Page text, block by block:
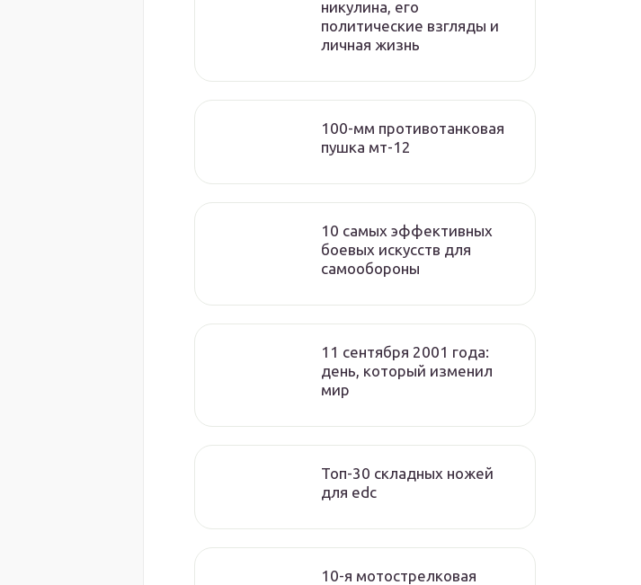
никулина, его
политические взгляды и
личная жизнь
100-мм противотанковая
пушка мт-12
10 самых эффективных
боевых искусств для
самообороны
11 сентября 2001 года:
день, который изменил
мир
Топ-30 складных ножей
для edc
10-я мотострелковая